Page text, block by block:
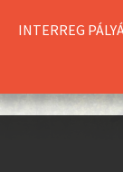
INTERREG